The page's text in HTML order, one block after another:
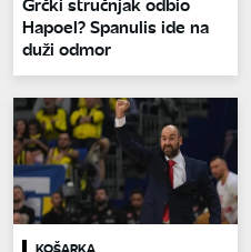
Hapoel? Spanulis ide na
duži odmor
KOŠARKA